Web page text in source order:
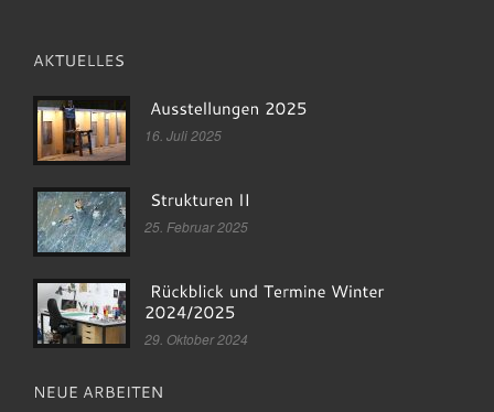
16. Juli 2025
25. Februar 2025
29. Oktober 2024